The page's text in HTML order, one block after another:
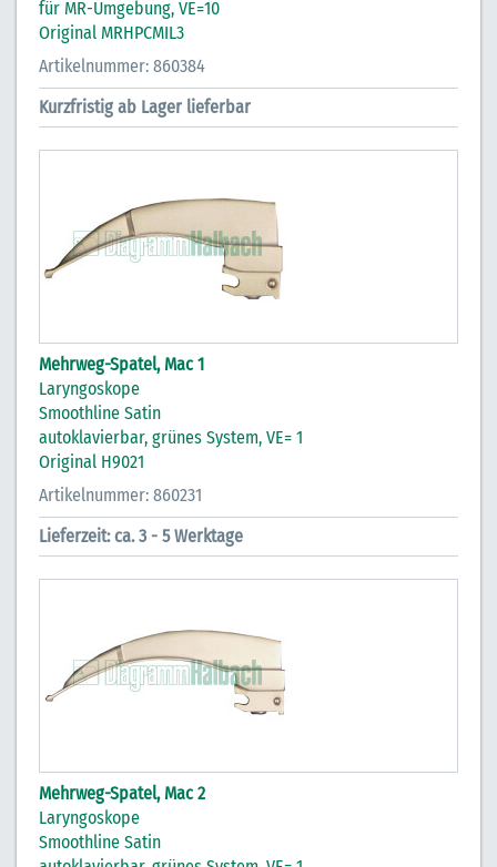
für MR-Umgebung, VE=10
Original MRHPCMIL3
Artikelnummer: 860384
Kurzfristig ab Lager lieferbar
Mehrweg-Spatel, Mac 1
Laryngoskope
Smoothline Satin
autoklavierbar, grünes System, VE= 1
Original H9021
Artikelnummer: 860231
Lieferzeit: ca. 3 - 5 Werktage
Mehrweg-Spatel, Mac 2
Laryngoskope
Smoothline Satin